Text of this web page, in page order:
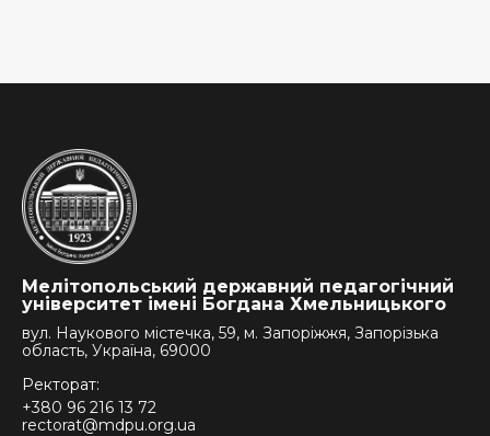
Мелітопольський державний педагогічний
університет імені Богдана Хмельницького
вул. Наукового містечка, 59, м. Запоріжжя, Запорізька
область, Україна, 69000
Ректорат:
+380 96 216 13 72
rectorat@mdpu.org.ua